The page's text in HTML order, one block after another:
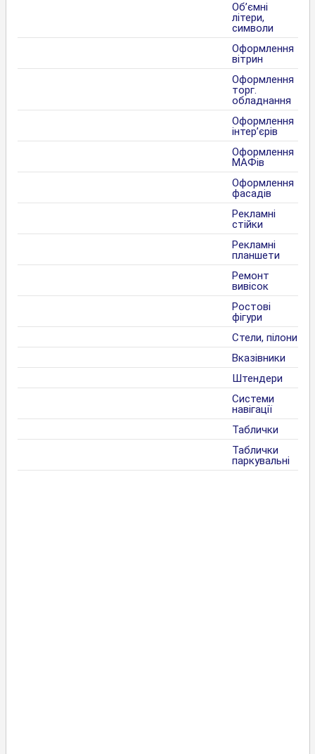
Об’ємні
літери,
символи
Оформлення
вітрин
Оформлення
торг.
обладнання
Оформлення
інтер’єрів
Оформлення
МАФів
Оформлення
фасадів
Рекламні
стійки
Рекламні
планшети
Ремонт
вивісок
Ростові
фігури
Стели, пілони
Вказівники
Штендери
Системи
навігації
Таблички
Таблички
паркувальні